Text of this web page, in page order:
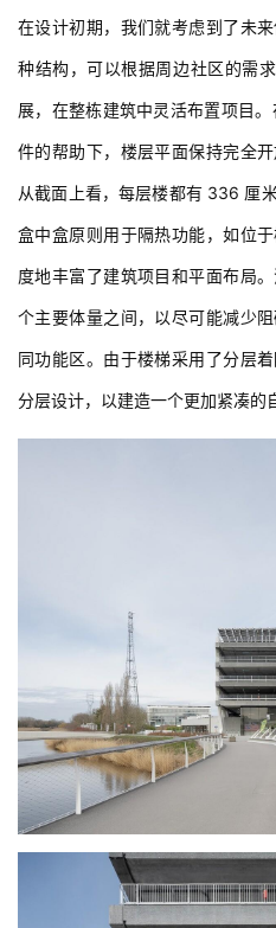
在设计初期，我们就考虑到了未
种结构，可以根据周边社区的需
展，在整栋建筑中灵活布置项目
件的帮助下，楼层平面保持完全
从截面上看，每层楼都有 336 厘
盒中盒原则用于隔热功能，如位
度地丰富了建筑项目和平面布局
个主要体量之间，以尽可能减少
同功能区。由于楼梯采用了分层
分层设计，以建造一个更加紧凑的